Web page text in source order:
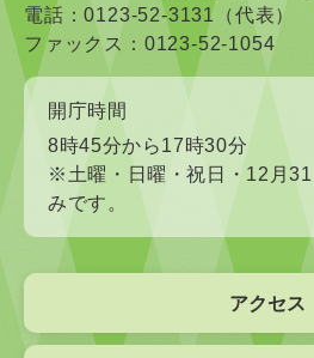
電話：0123-52-3131（代表）
ファックス：0123-52-1054
開庁時間
8時45分から17時30分
※土曜・日曜・祝日・12月
みです。
アクセス